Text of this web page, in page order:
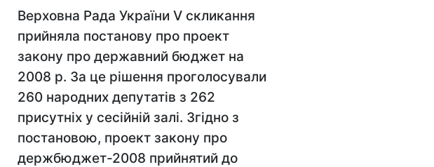
Верховна Рада України V скликання
прийняла постанову про проект
закону про державний бюджет на
2008 р. За це рішення проголосували
260 народних депутатів з 262
присутніх у сесійній залі. Згідно з
постановою, проект закону про
держбюджет-2008 прийнятий до